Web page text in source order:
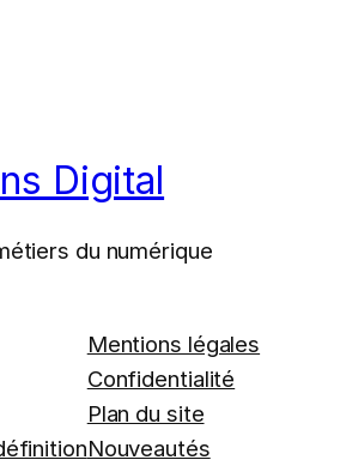
Digital
du numérique
Mentions légales
Confidentialité
Plan du site
Nouveautés